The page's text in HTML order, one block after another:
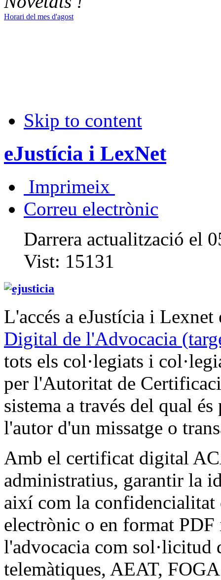
Horari del mes d'agost
Skip to content
eJustícia i LexNet
Imprimeix
Correu electrònic
Darrera actualització el
Vist: 15131
L'accés a eJustícia i
Digital de l'Advocacia
tots els col·legiats i
per l'Autoritat de
sistema a través del qual
l'autor d'un missatge o
Amb el certificat digital
administratius, garantir la
així com la confidencialitat
electrònic o en format PDF
l'advocacia com sol·licitud
telemàtiques, AEAT,